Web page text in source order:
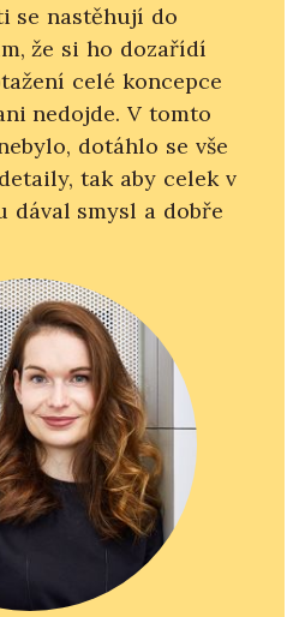
se nastěhují do
že si ho dozařídí
celé koncepce
nedojde. V tomto
dotáhlo se vše
tak aby celek v
dával smysl a dobře